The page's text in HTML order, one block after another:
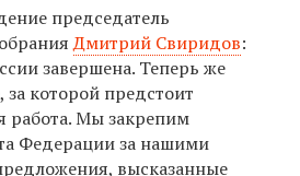
председатель
Дмитрий Свиридов:
завершена. Теперь же
которой предстоит
работа. Мы закрепим
Федерации за нашими
высказанные